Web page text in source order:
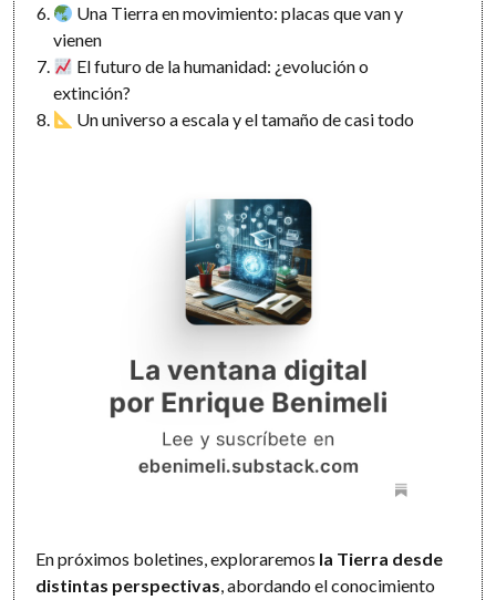
Una Tierra en movimiento: placas que van y
vienen
El futuro de la humanidad: ¿evolución o
extinción?
Un universo a escala y el tamaño de casi todo
En próximos boletines, exploraremos la Tierra desde
distintas perspectivas, abordando el conocimiento